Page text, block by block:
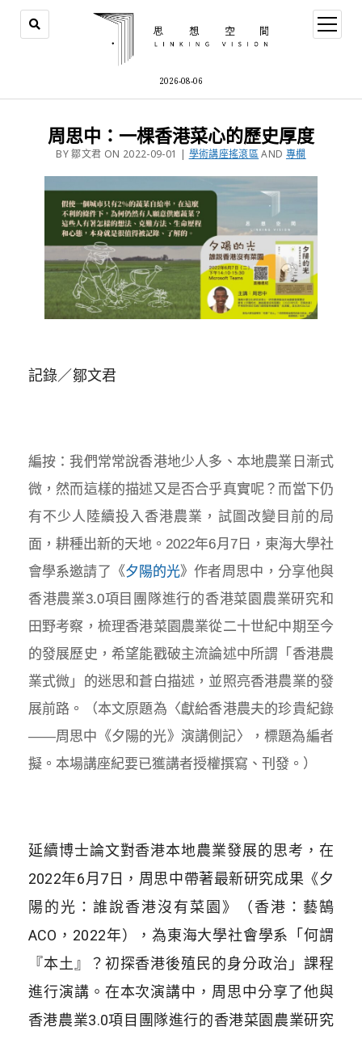
2026-08-06
周思中：一棵香港菜心的歷史厚度
BY 鄒文君 ON 2022-09-01 | 學術講座搖滾區AND 專欄
記錄／鄒文君
編按：我們常常說香港地少人多、本地農業日漸式
微，然而這樣的描述又是否合乎真實呢？而當下仍
有不少人陸續投入香港農業，試圖改變目前的局
面，耕種出新的天地。2022年6月7日，東海大學社
會學系邀請了《夕陽的光》作者周思中，分享他與
香港農業3.0項目團隊進行的香港菜園農業研究和
田野考察，梳理香港菜園農業從二十世紀中期至今
的發展歷史，希望能戳破主流論述中所謂「香港農
業式微」的迷思和蒼白描述，並照亮香港農業的發
展前路。（本文原題為〈獻給香港農夫的珍貴紀錄
——周思中《夕陽的光》演講側記〉，標題為編者
擬。本場講座紀要已獲講者授權撰寫、刊發。）
延續博士論文對香港本地農業發展的思考，在
2022年6月7日，周思中帶著最新研究成果《夕
陽的光：誰說香港沒有菜園》（香港：藝鵠
ACO，2022年），為東海大學社會學系「何謂
『本土』？初探香港後殖民的身分政治」課程
進行演講。在本次演講中，周思中分享了他與
香港農業3.0項目團隊進行的香港菜園農業研究